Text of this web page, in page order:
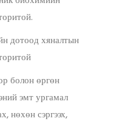
дотоод хяналтын
болон өргөн
эмт ургамал
нөхөн сэргээх,